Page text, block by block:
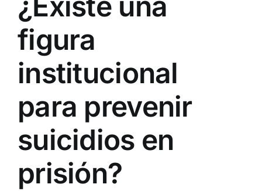
figura
institucional
para prevenir
suicidios en
prisión?